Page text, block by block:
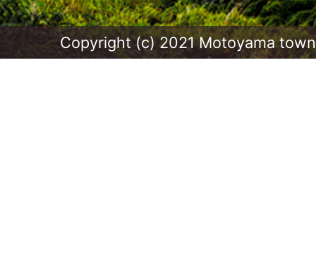
Copyright (c) 2021 Motoyama